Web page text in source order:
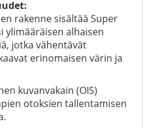
rakenne sisältää Super
ylimääräisen alhaisen
jotka vähentävät
erinomaisen värin ja
kuvanvakain (OIS)
otoksien tallentamisen